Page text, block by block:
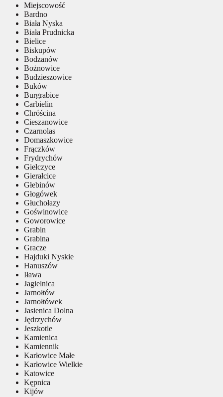
Miejscowość
Bardno
Biała Nyska
Biała Prudnicka
Bielice
Biskupów
Bodzanów
Bożnowice
Budzieszowice
Buków
Burgrabice
Carbielin
Chróścina
Cieszanowice
Czarnolas
Domaszkowice
Frączków
Frydrychów
Giełczyce
Gierałcice
Głebinów
Głogówek
Głuchołazy
Goświnowice
Goworowice
Grabin
Grabina
Gracze
Hajduki Nyskie
Hanuszów
Iława
Jagielnica
Jarnołtów
Jarnołtówek
Jasienica Dolna
Jędrzychów
Jeszkotle
Kamienica
Kamiennik
Karłowice Małe
Karłowice Wielkie
Katowice
Kępnica
Kijów